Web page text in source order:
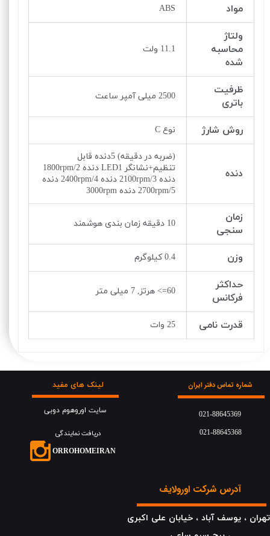
مواد ABS
ولتاژ
محاسبه
شده
11.1 ولت
ظرفیت
باتری
2500 میلی آمپر ساعت
روش شارژ نوع C
دنده
(ضربه در دقیقه) 5دنده قابل
تنظیم+نشانگر LED1 دنده 1800rpm/2
دنده 2100rpm/3 دنده 2400rpm/4 دنده
2700rpm/5 دنده 3000rpm
زمان
سنجی
10 دقیقه زمان بندی هوشمند
وزن 0.4 کیلوگرم
حداکثر
فرکانس
60=> هرتز, 7 میلی متر
قدرت نامی 25 وات
آدرس شرکت اورولایف
تهران ، یوسف آباد ، خیابان علی اکبری
شماره تماس دفتر ایران
سایت اوروهوم دوبی
021-88645369
021-88645368
دریافت نمایندگی
لینک های مفید
​​​ORROHOMEIRAN